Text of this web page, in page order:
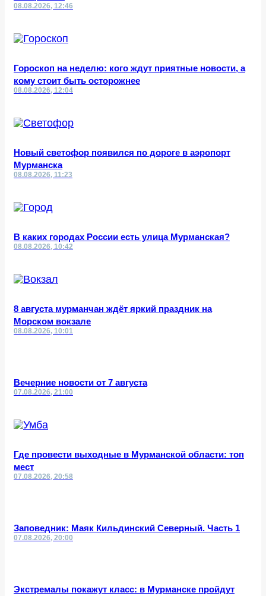
08.08.2026, 12:46
Гороскоп на неделю: кого ждут приятные новости, а
кому стоит быть осторожнее
08.08.2026, 12:04
Новый светофор появился по дороге в аэропорт
Мурманска
08.08.2026, 11:23
В каких городах России есть улица Мурманская?
08.08.2026, 10:42
8 августа мурманчан ждёт яркий праздник на
Морском вокзале
08.08.2026, 10:01
Вечерние новости от 7 августа
07.08.2026, 21:00
Где провести выходные в Мурманской области: топ
мест
07.08.2026, 20:58
Заповедник: Маяк Кильдинский Северный. Часть 1
07.08.2026, 20:00
Экстремалы покажут класс: в Мурманске пройдут